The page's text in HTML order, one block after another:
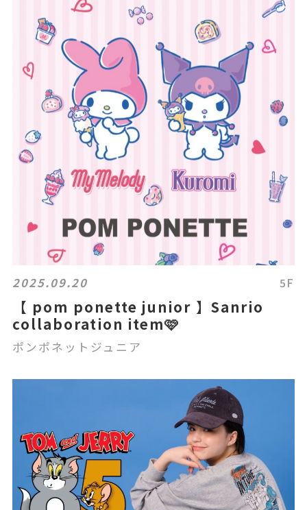
2025.09.20 5F
【 pom ponette junior 】Sanrio
collaboration item🩷
ポンポネットジュニア